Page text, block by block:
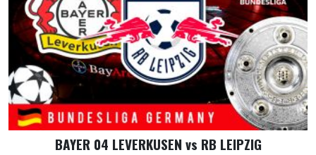
BAYER 04 LEVERKUSEN vs RB LEIPZIG